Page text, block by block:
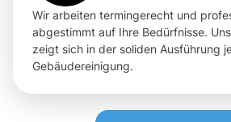
Wir arbeiten termingerecht und
abgestimmt auf Ihre Bedürfnisse.
zeigt sich in der soliden Ausführung
Gebäudereinigung.